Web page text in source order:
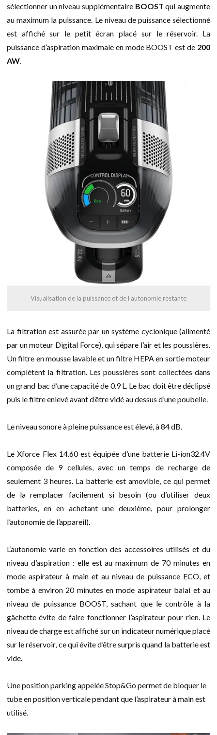
sélectionner un niveau supplémentaire BOOST qui augmente
au maximum la puissance. Le niveau de puissance sélectionné
est affiché sur le petit écran placé sur le réservoir. La
puissance d’aspiration maximale en mode BOOST est de 200
AW
Visualisation de la puissance et de l’autonomie restante
La filtration est assurée par un système cyclonique (alimenté
par un moteur Digital Force), qui sépare l’air et les poussières.
Un filtre en mousse lavable et un filtre HEPA en sortie moteur
complètent la filtration. Les poussières sont collectées dans
un grand bac d’une capacité de 0.9 L. Le bac doit être déclipsé
puis le filtre enlevé avant d’être vidé au dessus d’une poubelle.
Le niveau sonore à pleine puissance est élevé, à 84 dB.
Le Xforce Flex 14.60 est équipée d’une batterie Li-ion32.4V
composée de 9 cellules, avec un temps de recharge de
seulement 3 heures. La batterie est amovible, ce qui permet
de la remplacer facilement si besoin (ou d’utiliser deux
batteries, en en achetant une deuxième, pour prolonger
l’autonomie de l’appareil).
L’autonomie varie en fonction des accessoires utilisés et du
niveau d’aspiration : elle est au maximum de 70 minutes en
mode aspirateur à main et au niveau de puissance ECO, et
tombe à environ 20 minutes en mode aspirateur balai et au
niveau de puissance BOOST, sachant que le contrôle à la
gâchette évite de faire fonctionner l’aspirateur pour rien. Le
niveau de charge est affiché sur un indicateur numérique placé
sur le réservoir, ce qui évite d’être surpris quand la batterie est
vide.
Une position parking appelée Stop&Go permet de bloquer le
tube en position verticale pendant que l’aspirateur à main est
utilisé.